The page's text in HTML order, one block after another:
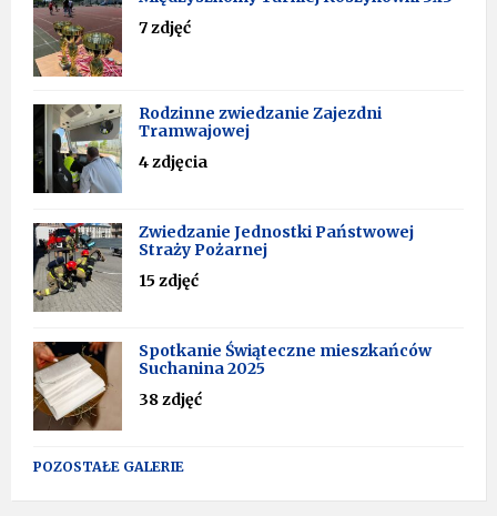
7 zdjęć
Rodzinne zwiedzanie Zajezdni
Tramwajowej
4 zdjęcia
Zwiedzanie Jednostki Państwowej
Straży Pożarnej
15 zdjęć
Spotkanie Świąteczne mieszkańców
Suchanina 2025
38 zdjęć
POZOSTAŁE GALERIE